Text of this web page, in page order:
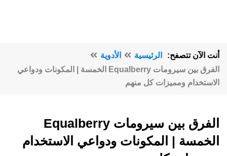
أنت الآن تتصفح: الرئيسية
الأدوية
الفرق بين سيرومات Equalberry الخمسة | المكونات ودواعي
الاستخدام ومميزات كل منهم
الفرق بين سيرومات Equalberry
الخمسة | المكونات ودواعي الاستخدام